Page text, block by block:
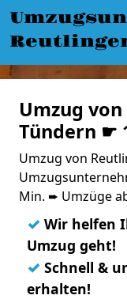
Umzug
Tündern ☛
Umzug von
Min. ➨ Umzüge
✓ Wir helfen
Umzug geht!
✓ Schnell &
erhalten!